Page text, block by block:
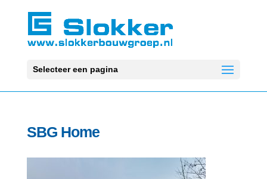
Selecteer een pagina
SBG Home